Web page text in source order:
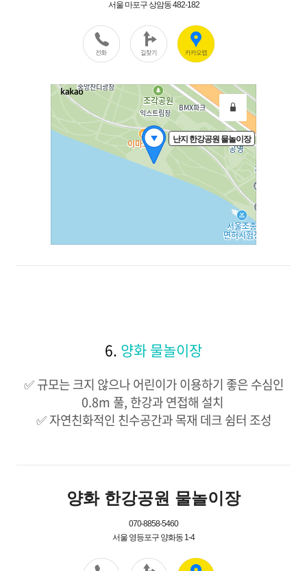
6. 양화 물놀이장
✅ 규모는 크지 않으나 어린이가 이용하기 좋은 수심인
0.8m 풀, 한강과 연접해 설치 ​
✅ 자연친화적인 친수공간과 목재 데크 쉼터 조성